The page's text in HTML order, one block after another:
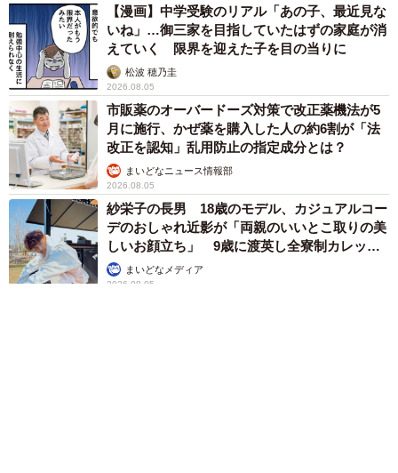
【漫画】中学受験のリアル「あの子、最近見な
いね」…御三家を目指していたはずの家庭が消
えていく 限界を迎えた子を目の当りに
松波 穂乃圭
2026.08.05
市販薬のオーバードーズ対策で改正薬機法が5
月に施行、かぜ薬を購入した人の約6割が「法
改正を認知」乱用防止の指定成分とは？
まいどなニュース情報部
2026.08.05
紗栄子の長男 18歳のモデル、カジュアルコー
デのおしゃれ近影が「両親のいいとこ取りの美
しいお顔立ち」 9歳に渡英し全寮制カレッジ
で学ぶまいどなメディア
2026.08.05